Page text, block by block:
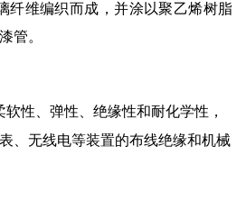
维编织而成，并涂以聚乙烯树脂
管。
性、弹性、绝缘性和耐化学性，
、无线电等装置的布线绝缘和机械